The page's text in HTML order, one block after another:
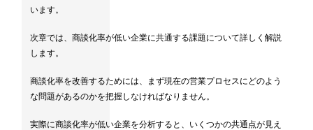
います。
次章では、商談化率が低い企業に共通する課題について詳しく解説
します。
商談化率を改善するためには、まず現在の営業プロセスにどのよう
な問題があるのかを把握しなければなりません。
実際に商談化率が低い企業を分析すると、いくつかの共通点が見え